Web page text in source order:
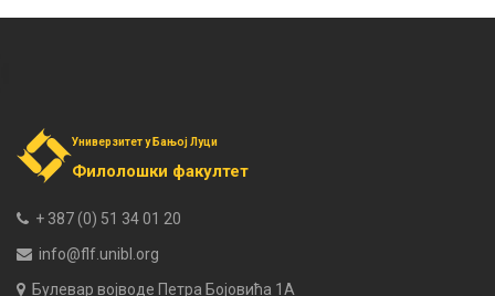
Универзитет у Бањој Луци
Филолошки факултет
+ 387 (0) 51 34 01 20
info@flf.unibl.org
Булевар војводе Петра Бојовића 1А